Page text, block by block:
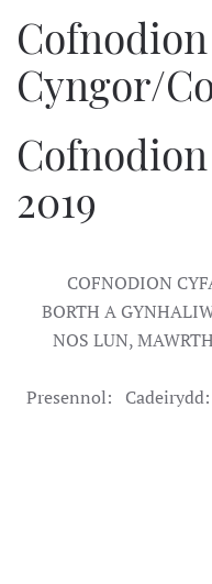
Cofnodion
Cyngor/
2019
COFNODION
BORTH A
NOS LUN,
Presennol:
G
R
M
H
A J
D